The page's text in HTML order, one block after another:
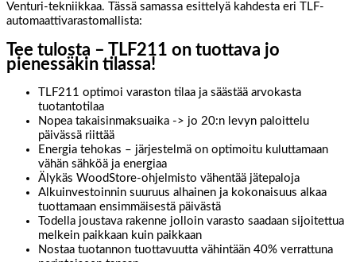
Venturi-tekniikkaa. Tässä samassa esittelyä kahdesta eri TLF-
automaattivarastomallista:
Tee tulosta – TLF211 on tuottava jo
pienessäkin tilassa!
TLF211 optimoi varaston tilaa ja säästää arvokasta
tuotantotilaa
Nopea takaisinmaksuaika -> jo 20:n levyn paloittelu
päivässä riittää
Energia tehokas – järjestelmä on optimoitu kuluttamaan
vähän sähköä ja energiaa
Älykäs WoodStore-ohjelmisto vähentää jätepaloja
Alkuinvestoinnin suuruus alhainen ja kokonaisuus alkaa
tuottamaan ensimmäisestä päivästä
Todella joustava rakenne jolloin varasto saadaan sijoitettua
melkein paikkaan kuin paikkaan
Nostaa tuotannon tuottavuutta vähintään 40% verrattuna